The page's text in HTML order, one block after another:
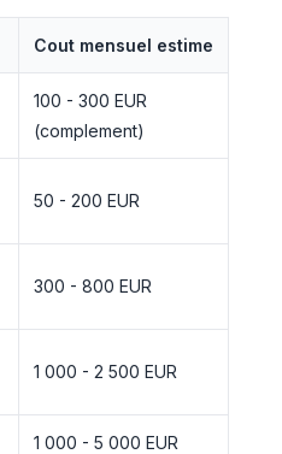
Cout mensuel estime
100 - 300 EUR
(complement)
50 - 200 EUR
300 - 800 EUR
1 000 - 2 500 EUR
1 000 - 5 000 EUR